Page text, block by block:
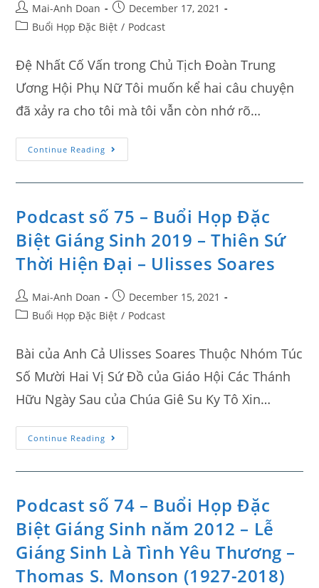
Mai-Anh Doan
December 17, 2021
Buổi Họp Đặc Biệt / Podcast
Đệ Nhất Cố Vấn trong Chủ Tịch Đoàn Trung
Ương Hội Phụ Nữ Tôi muốn kể hai câu chuyện
đã xảy ra cho tôi mà tôi vẫn còn nhớ rõ…
Continue Reading
Podcast số 75 – Buổi Họp Đặc
Biệt Giáng Sinh 2019 – Thiên Sứ
Thời Hiện Đại – Ulisses Soares
Mai-Anh Doan
December 15, 2021
Buổi Họp Đặc Biệt / Podcast
Bài của Anh Cả Ulisses Soares Thuộc Nhóm Túc
Số Mười Hai Vị Sứ Đồ của Giáo Hội Các Thánh
Hữu Ngày Sau của Chúa Giê Su Ky Tô Xin…
Continue Reading
Podcast số 74 – Buổi Họp Đặc
Biệt Giáng Sinh năm 2012 – Lễ
Giáng Sinh Là Tình Yêu Thương –
Thomas S. Monson (1927-2018)